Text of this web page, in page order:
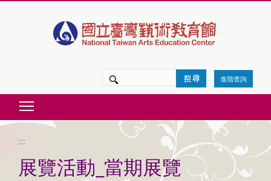
容
區
塊
進階查詢
:::
展覽活動_當期展覽